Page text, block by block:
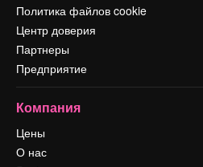
Политика файлов cookie
Центр доверия
Партнеры
Предприятие
Компания
Цены
О нас